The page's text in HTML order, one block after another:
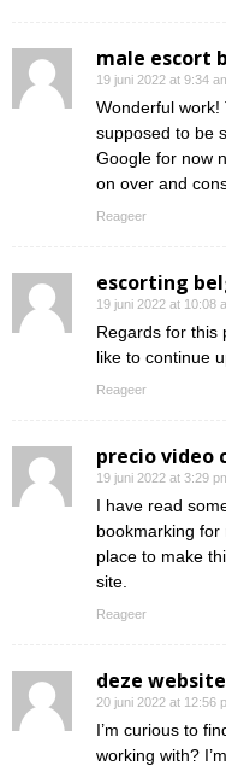
male escort
19 juni 2022 at 9:34
Wonderful
supposed to be
Google for now
on over and
Reageer
escorting
19 juni 2022 at 10:08
Regards for this
like to continue
Reageer
precio video
19 juni 2022 at 3:29
I have read
bookmarking for
place to make
site.
Reageer
deze website
20 juni 2022 at 12:56
I’m curious to
working with?